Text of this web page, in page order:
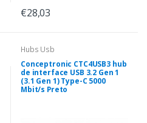
€28,03
Hubs Usb
Conceptronic CTC4USB3 hub
de interface USB 3.2 Gen 1
(3.1 Gen 1) Type-C 5000
Mbit/s Preto